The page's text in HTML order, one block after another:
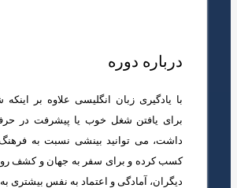
درباره دوره
با یادگیری زبان انگلیسی علاوه بر
برای یافتن شغل خوب یا پیشرفت در
داشت، می توانید بینشی نسبت به فرهنگ
کسب کرده و برای سفر به جهان و کشف
دیگران، آمادگی و اعتماد به نفس بیشتری